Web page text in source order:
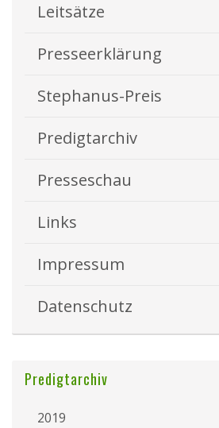
Leitsätze
Presseerklärung
Stephanus-Preis
Predigtarchiv
Presseschau
Links
Impressum
Datenschutz
Predigtarchiv
2019